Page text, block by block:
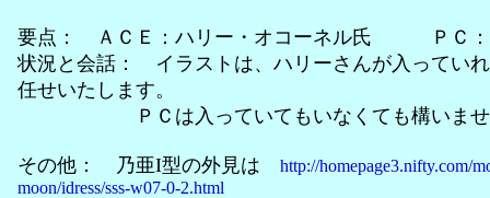
要点： ＡＣＥ：ハリー・オコーネル氏 ＰＣ：
状況と会話： イラストは、ハリーさんが入ってい
任せいたします。
ＰＣは入っていてもいなくても構いませ
その他： 乃亜I型の外見は http://homepage3.nifty.com/
moon/idress/sss-w07-0-2.html